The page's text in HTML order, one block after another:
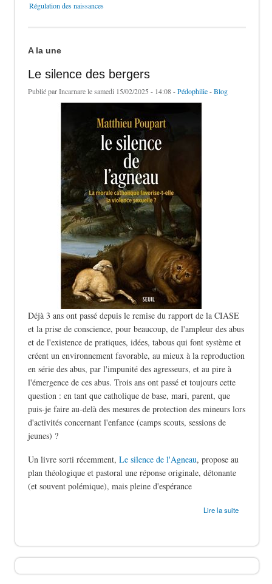
Régulation des naissances
A la une
Le silence des bergers
Publié parIncarnarele samedi 15/02/2025 - 14:08 -Pédophilie-Blog
Déjà 3 ans ont passé depuis le remise du rapport de la CIASE
et la prise de conscience, pour beaucoup, de l'ampleur des abus
et de l'existence de pratiques, idées, tabous qui font système et
créent un environnement favorable, au mieux à la reproduction
en série des abus, par l'impunité des agresseurs, et au pire à
l'émergence de ces abus. Trois ans ont passé et toujours cette
question : en tant que catholique de base, mari, parent, que
puis-je faire au-delà des mesures de protection des mineurs lors
d'activités concernant l'enfance (camps scouts, sessions de
jeunes) ?
Un livre sorti récemment, Le silence de l'Agneau, propose au
plan théologique et pastoral une réponse originale, détonante
(et souvent polémique), mais pleine d'espérance
Lire la suite